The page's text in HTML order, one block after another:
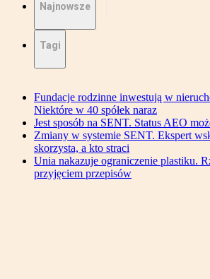
Najnowsze
Tagi
Fundacje rodzinne inwestują w
Niektóre w 40 spółek naraz
Jest sposób na SENT. Status AEO
Zmiany w systemie SENT. Ekspert
skorzysta, a kto straci
Unia nakazuje ograniczenie plastiku.
przyjęciem przepisów